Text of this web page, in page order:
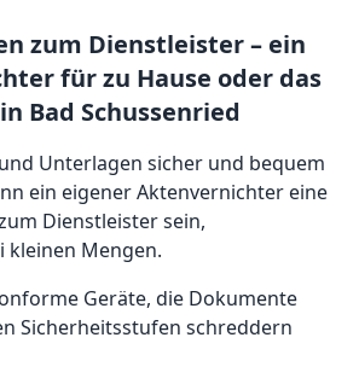
zum Dienstleister – ein
für zu Hause oder das
Bad Schussenried
Unterlagen sicher und bequem
ein eigener Aktenvernichter eine
Dienstleister sein,
kleinen Mengen.
Geräte, die Dokumente
Sicherheitsstufen schreddern